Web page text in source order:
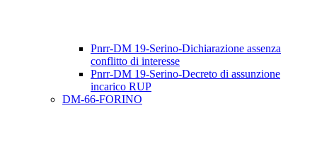
Pnrr-DM 19-Serino-Dichiarazione assenza
conflitto di interesse
Pnrr-DM 19-Serino-Decreto di assunzione
incarico RUP
DM-66-FORINO